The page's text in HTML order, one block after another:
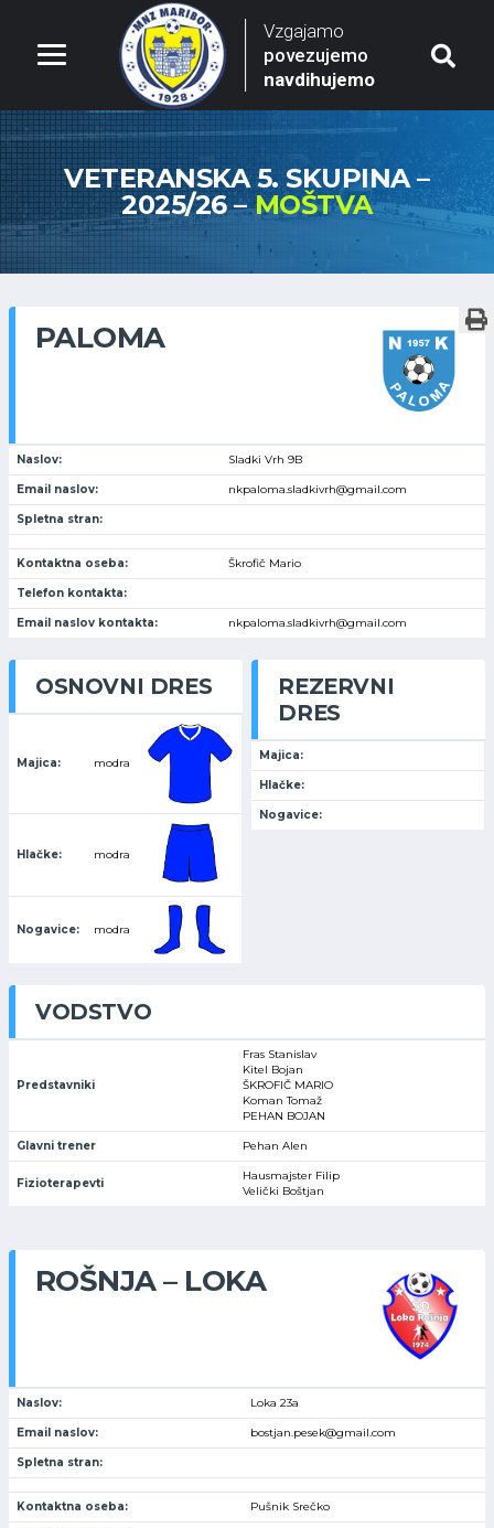
Vzgajamo
povezujemo
navdihujemo
VETERANSKA 5. SKUPINA –
2025/26 –MOŠTVA
PALOMA
Naslov: Sladki Vrh 9B
Email naslov: nkpaloma.sladkivrh@gmail.com
Spletna stran:
Kontaktna oseba: Škrofič Mario
Telefon kontakta:
Email naslov kontakta: nkpaloma.sladkivrh@gmail.com
OSNOVNI DRES
Majica: modra
Hlačke: modra
Nogavice: modra
REZERVNI
DRES
Majica:
Hlačke:
Nogavice:
VODSTVO
Predstavniki
Fras Stanislav
Kitel Bojan
ŠKROFIČ MARIO
Koman Tomaž
PEHAN BOJAN
Glavni trener Pehan Alen
Fizioterapevti
Hausmajster Filip
Velički Boštjan
ROŠNJA – LOKA
Naslov: Loka 23a
Email naslov: bostjan.pesek@gmail.com
Spletna stran:
Kontaktna oseba: Pušnik Srečko